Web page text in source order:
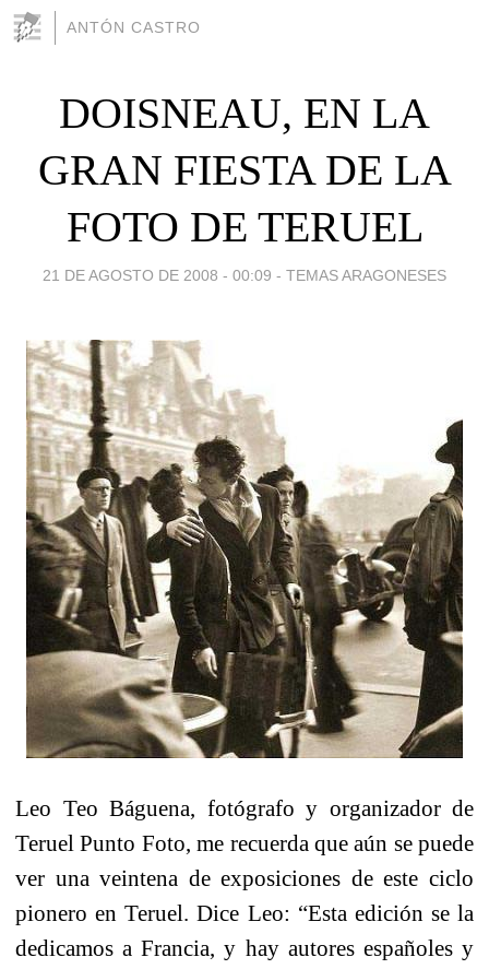
ANTÓN CASTRO
DOISNEAU, EN LA
GRAN FIESTA DE LA
FOTO DE TERUEL
21 DE AGOSTO DE 2008 - 00:09 - TEMAS ARAGONESES
Leo Teo Báguena, fotógrafo y organizador de
Teruel Punto Foto, me recuerda que aún se puede
ver una veintena de exposiciones de este ciclo
pionero en Teruel. Dice Leo: “Esta edición se la
dedicamos a Francia, y hay autores españoles y